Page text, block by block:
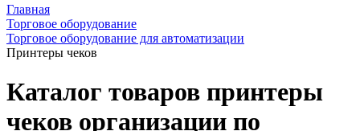
Главная
Торговое оборудование
Торговое оборудование для автоматизации
Принтеры чеков
Каталог товаров принтеры
чеков организации по